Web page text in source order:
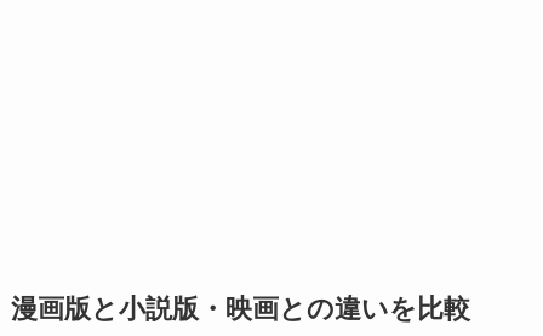
漫画版と小説版・映画との違いを比較